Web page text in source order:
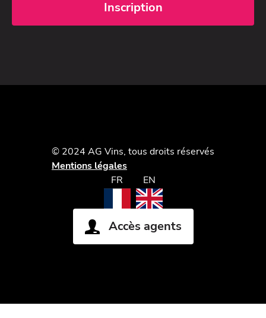
© 2024 AG Vins, tous droits réservés
Mentions légales
FR
EN
Accès agents